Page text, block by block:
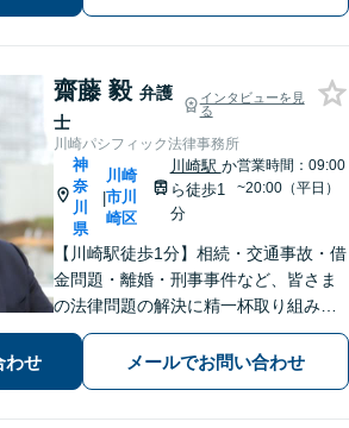
ーの方も多数。「こんなことで」と思
齋藤 毅 弁護
士
インタビューを見
る
川崎パシフィック法律事務所
神
奈
川
県
|
川崎
市川
崎区
川崎駅 か
ら徒歩1
分
営業時間：09:00
~20:00（平日）
【川崎駅徒歩1分】相続・交通事故・借
金問題・離婚・刑事事件など、皆さま
の法律問題の解決に精一杯取り組みま
す。持ち前のバイタリティとフットワ
ークの軽さに自信あり。費用の負担を
最小限にするよう努めています。【地
わせ メールでお問い合わせ